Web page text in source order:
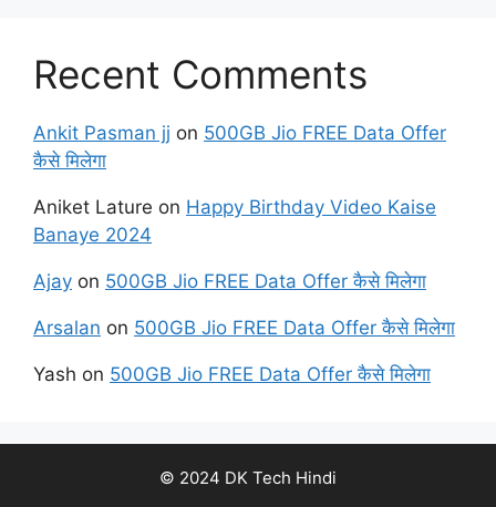
Recent Comments
Ankit Pasman jj on 500GB Jio FREE Data Offer
कैसे मिलेगा
Aniket Lature on Happy Birthday Video Kaise
Banaye 2024
Ajay on 500GB Jio FREE Data Offer कैसे मिलेगा
Arsalan on 500GB Jio FREE Data Offer कैसे मिलेगा
Yash on 500GB Jio FREE Data Offer कैसे मिलेगा
© 2024 DK Tech Hindi